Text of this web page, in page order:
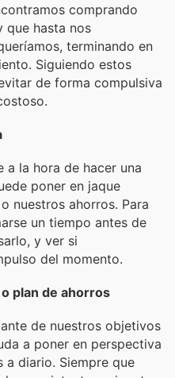
comprando
que hasta nos
terminando en
Siguiendo estos
de forma compulsiva
a la hora de hacer una
poner en jaque
nuestros ahorros. Para
un tiempo antes de
y ver si
del momento.
plan de ahorros
de nuestros objetivos
a poner en perspectiva
a diario. Siempre que